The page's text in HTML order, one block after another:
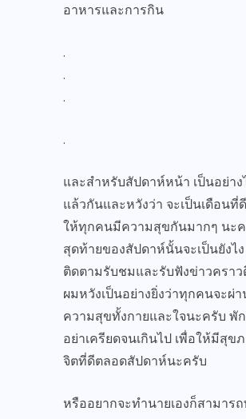
อาหารและการกิน
.
.
.
.
และสำหรับสัปดาห์หน้า เป็นอย่า
แล้วกันและหวังว่า จะเป็นเดือน
ให้ทุกคนมีความสุขกันมากๆ นะ
สุดท้ายของสัปดาห์นั้นจะเป็นยังไง
ติดตามรับชมและรับฟังข่าวครา
ผมหวังเป็นอย่างยิ่งว่าทุกคนจะผ่
ความสุขทั้งกายและใจนะครับ พั
อย่าเครียดจนเกินไป เพื่อให้มีสุ
จิตที่ดีตลอดสัปดาห์นะครับ
หรืออยากจะทำนายเองก็สามารถ